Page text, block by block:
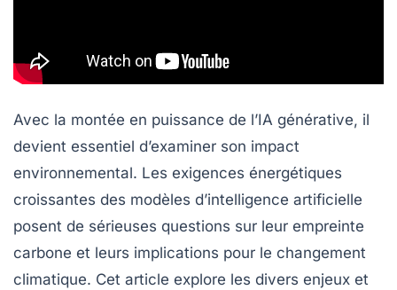
Avec la montée en puissance de l’IA générative, il
devient essentiel d’examiner son impact
environnemental. Les exigences énergétiques
croissantes des modèles d’intelligence artificielle
posent de sérieuses questions sur leur empreinte
carbone et leurs implications pour le changement
climatique. Cet article explore les divers enjeux et